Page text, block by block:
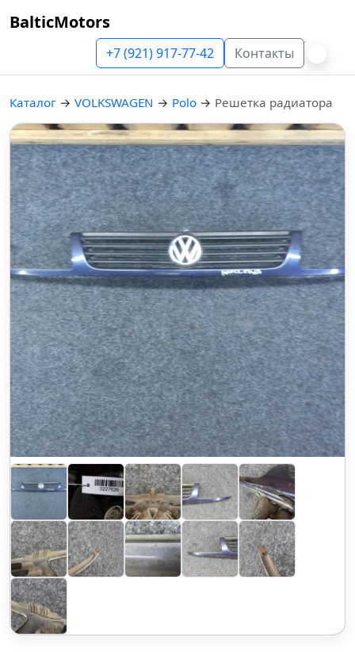
BalticMotors
+7 (921) 917-77-42 Контакты
Каталог → VOLKSWAGEN → Polo → Решетка радиатора